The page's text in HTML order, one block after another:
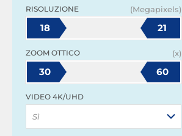
RISOLUZIONE (Megapixels)
18 21
ZOOM OTTICO (x)
30 60
VIDEO 4K/UHD
Sì